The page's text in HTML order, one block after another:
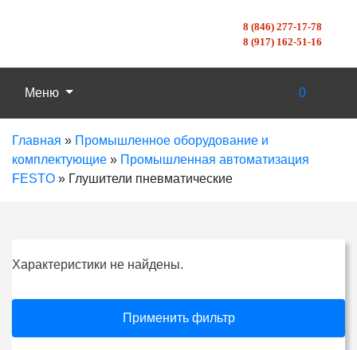
8 (846) 277-17-78
8 (917) 162-51-16
Меню 0
Главная » Промышленное оборудование и
комплектующие » Промышленная автоматизация
FESTO » Глушители пневматические
Характеристики не найдены.
Применить фильтр